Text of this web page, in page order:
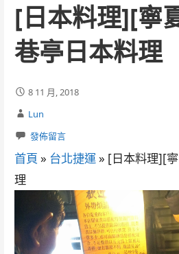
[日本料理][寧
巷亭日本料理
8 11 月, 2018
Lun
發佈留言
首頁 » 台北捷運» [日本料理][
理